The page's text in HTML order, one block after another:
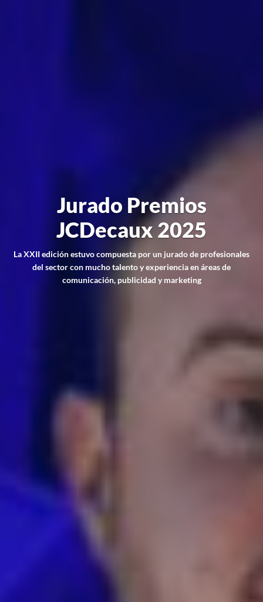
Jurado Premios
JCDecaux 2025
La XXII edición estuvo compuesta por un jurado de profesionales
del sector con mucho talento y experiencia en áreas de
comunicación, publicidad y marketing